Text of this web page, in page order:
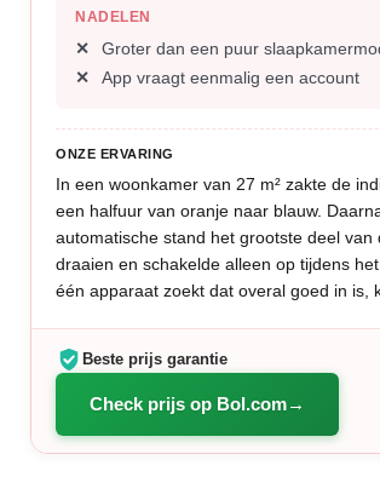
NADELEN
Groter dan een puur
App vraagt eenmalig een account
ONZE ERVARING
In een woonkamer van 27 m² zakte de
een halfuur van oranje naar blauw.
automatische stand het grootste deel van
draaien en schakelde alleen op tijdens
één apparaat zoekt dat overal goed in is,
Beste prijs garantie
Check prijs op Bol.com